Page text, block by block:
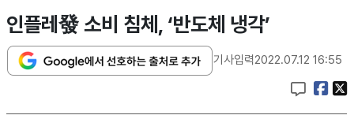
인플레發 소비 침체, ‘반도체 냉각’
기사입력2022.07.12 16:55